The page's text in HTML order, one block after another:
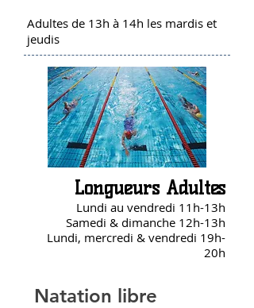
Adultes de 13h à 14h les mardis et
jeudis
Longueurs Adultes
Lundi au vendredi 11h-13h
Samedi & dimanche 12h-13h
Lundi, mercredi & vendredi 19h-
20h
Natation libre